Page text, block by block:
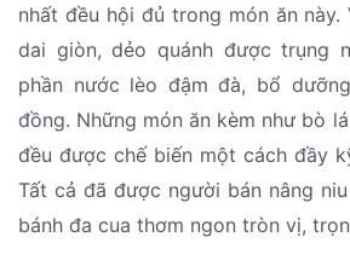
nhất đều hội đủ trong món ăn
dai giòn, dẻo quánh được trụng
phần nước lèo đậm đà, bổ
đồng. Những món ăn kèm như bò
đều được chế biến một cách đầy
Tất cả đã được người bán nâng
bánh đa cua thơm ngon tròn vị,